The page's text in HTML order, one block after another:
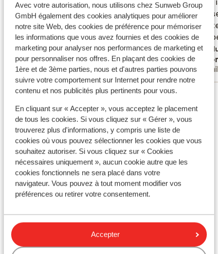
Avec votre autorisation, nous utilisons chez Sunweb Group
GmbH également des cookies analytiques pour améliorer
notre site Web, des cookies de préférence pour mémoriser
les informations que vous avez fournies et des cookies de
marketing pour analyser nos performances de marketing et
pour personnaliser nos offres. En plaçant des cookies de
1ère et de 3ème parties, nous et d'autres parties pouvons
suivre votre comportement sur Internet pour rendre notre
contenu et nos publicités plus pertinents pour vous.
En cliquant sur « Accepter », vous acceptez le placement
de tous les cookies. Si vous cliquez sur « Gérer », vous
trouverez plus d'informations, y compris une liste de
cookies où vous pouvez sélectionner les cookies que vous
souhaitez autoriser. Si vous cliquez sur « Cookies
nécessaires uniquement », aucun cookie autre que les
cookies fonctionnels ne sera placé dans votre
navigateur. Vous pouvez à tout moment modifier vos
préférences ou retirer votre consentement.
Accepter
centraal af bij het animatieppdium.
centraal af bij het animatieppdium.
Traduire en français (FR)
Anonyme
Familles
er iets
om in
bus 1x
een
de 2de
er iets
om in
Voir tous les 89 avis
Emplacement
Afficher sur la carte
À proximité
En bord de mer (plage de sable, transats (payant) ,
parasols (payant) )